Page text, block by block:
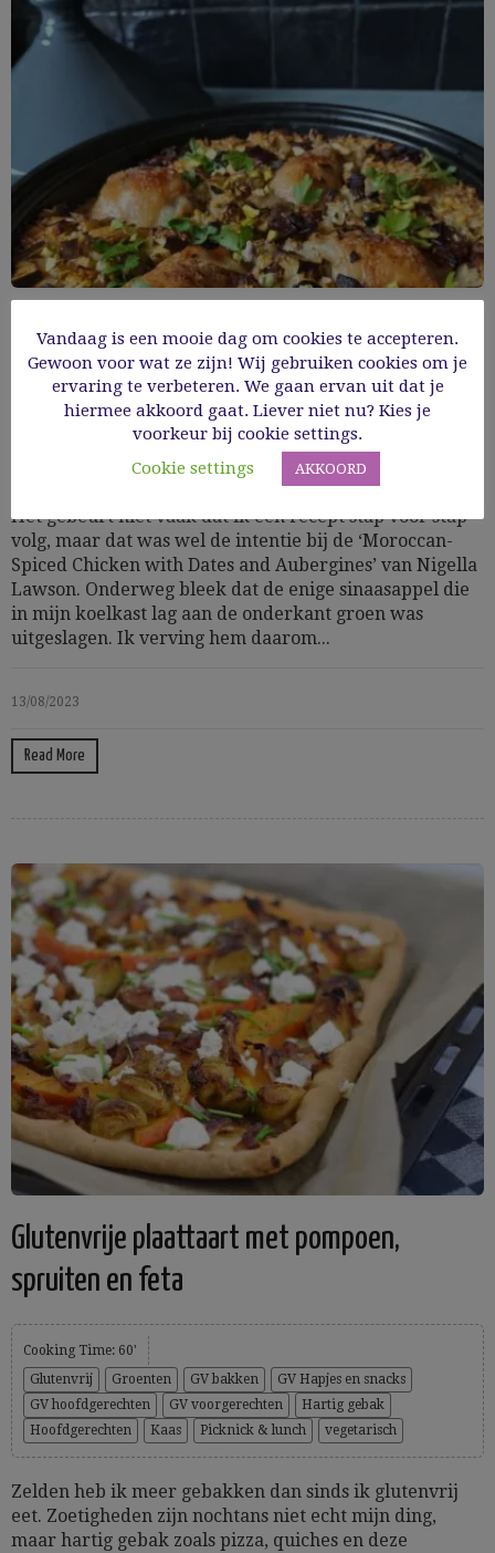
Kruidige kip met aubergine en dadels
Cooking Time: 50'
Glutenvrij GV hoofdgerechten
Hoofdgerechten
Het gebeurt niet vaak dat ik een recept stap voor stap
volg, maar dat was wel de intentie bij de ‘Moroccan-
Spiced Chicken with Dates and Aubergines’ van Nigella
Lawson. Onderweg bleek dat de enige sinaasappel die
in mijn koelkast lag aan de onderkant groen was
uitgeslagen. Ik verving hem daarom...
13/08/2023
Read More
Glutenvrije plaattaart met pompoen,
spruiten en feta
Cooking Time: 60'
Glutenvrij
Groenten GV bakken
GV Hapjes en snacks
GV hoofdgerechten
GV voorgerechten
Hartig gebak
Hoofdgerechten
Kaas Picknick & lunch vegetarisch
Zelden heb ik meer gebakken dan sinds ik glutenvrij
eet. Zoetigheden zijn nochtans niet echt mijn ding,
maar hartig gebak zoals pizza, quiches en deze
Vandaag is een mooie dag om cookies te accepteren.
Gewoon voor wat ze zijn! Wij gebruiken cookies om je
ervaring te verbeteren. We gaan ervan uit dat je
hiermee akkoord gaat. Liever niet nu? Kies je
voorkeur bij cookie settings.
Cookie settings
AKKOORD